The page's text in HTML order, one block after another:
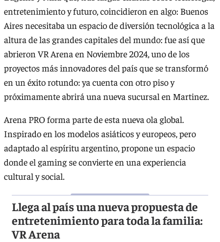
entretenimiento y futuro, coincidieron en algo: Buenos
Aires necesitaba un espacio de diversión tecnológica a la
altura de las grandes capitales del mundo: fue así que
abrieron VR Arena en Noviembre 2024, uno de los
proyectos más innovadores del país que se transformó
en un éxito rotundo: ya cuenta con otro piso y
próximamente abrirá una nueva sucursal en Martinez.
Arena PRO forma parte de esta nueva ola global.
Inspirado en los modelos asiáticos y europeos, pero
adaptado al espíritu argentino, propone un espacio
donde el gaming se convierte en una experiencia
cultural y social.
Llega al país una nueva propuesta de
entretenimiento para toda la familia:
VR Arena